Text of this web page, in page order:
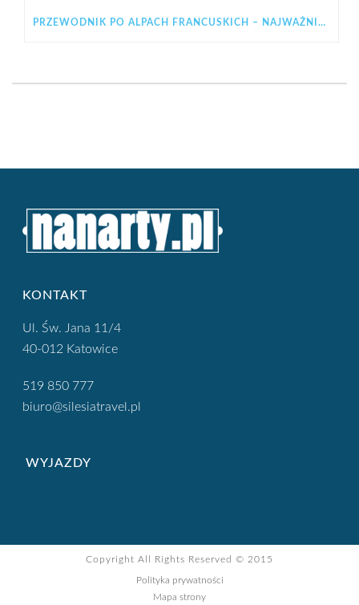
PRZEWODNIK PO ALPACH FRANCUSKICH – NAJWAŻNIEJSZE INFORMACJE PRZED WYJAZDEM
KONTAKT
Ul. Św. Jana 11/4
40-012 Katowice
519 850 777
biuro@silesiatravel.pl
WYJAZDY
Copyright All Rights Reserved © 2015
Polityka prywatności
Mapa strony